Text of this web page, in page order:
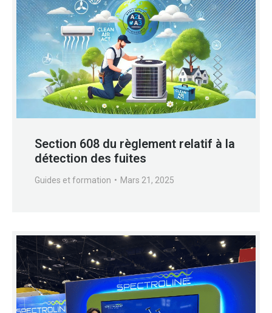
Section 608 du règlement relatif à la
détection des fuites
Guides et formation Mars 21, 2025